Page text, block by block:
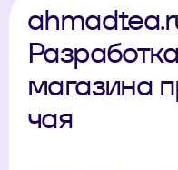
магазина
чая